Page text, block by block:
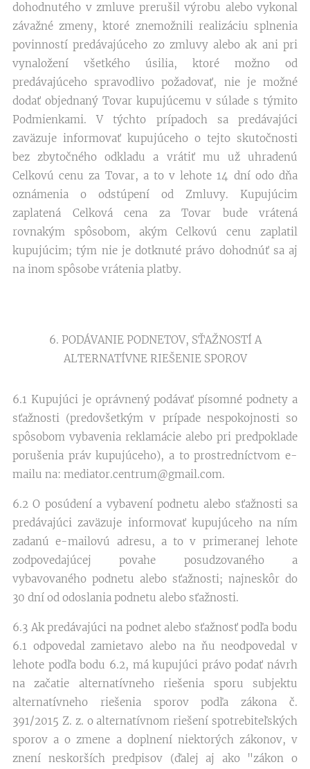
dohodnutého v zmluve prerušil výrobu alebo vykonal
závažné zmeny, ktoré znemožnili realizáciu splnenia
povinností predávajúceho zo zmluvy alebo ak ani pri
vynaložení všetkého úsilia, ktoré možno od
predávajúceho spravodlivo požadovať, nie je možné
dodať objednaný Tovar kupujúcemu v súlade s týmito
Podmienkami. V týchto prípadoch sa predávajúci
zaväzuje informovať kupujúceho o tejto skutočnosti
bez zbytočného odkladu a vrátiť mu už uhradenú
Celkovú cenu za Tovar, a to v lehote 14 dní odo dňa
oznámenia o odstúpení od Zmluvy. Kupujúcim
zaplatená Celková cena za Tovar bude vrátená
rovnakým spôsobom, akým Celkovú cenu zaplatil
kupujúcim; tým nie je dotknuté právo dohodnúť sa aj
na inom spôsobe vrátenia platby.
6. PODÁVANIE PODNETOV, SŤAŽNOSTÍ A
ALTERNATÍVNE RIEŠENIE SPOROV
6.1 Kupujúci je oprávnený podávať písomné podnety a
sťažnosti (predovšetkým v prípade nespokojnosti so
spôsobom vybavenia reklamácie alebo pri predpoklade
porušenia práv kupujúceho), a to prostredníctvom e-
mailu na: mediator.centrum@gmail.com.
6.2 O posúdení a vybavení podnetu alebo sťažnosti sa
predávajúci zaväzuje informovať kupujúceho na ním
zadanú e-mailovú adresu, a to v primeranej lehote
zodpovedajúcej povahe posudzovaného a
vybavovaného podnetu alebo sťažnosti; najneskôr do
30 dní od odoslania podnetu alebo sťažnosti.
6.3 Ak predávajúci na podnet alebo sťažnosť podľa bodu
6.1 odpovedal zamietavo alebo na ňu neodpovedal v
lehote podľa bodu 6.2, má kupujúci právo podať návrh
na začatie alternatívneho riešenia sporu subjektu
alternatívneho riešenia sporov podľa zákona č.
391/2015 Z. z. o alternatívnom riešení spotrebiteľských
sporov a o zmene a doplnení niektorých zákonov, v
znení neskorších predpisov (ďalej aj ako "zákon o